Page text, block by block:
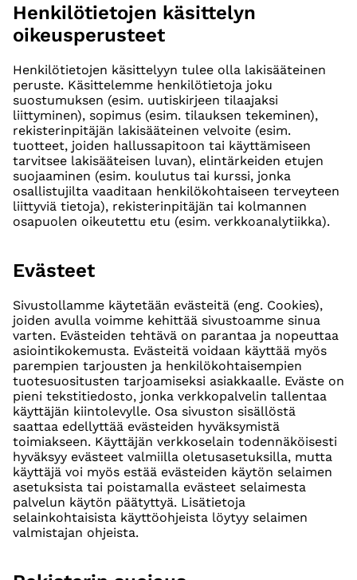
Henkilötietojen käsittelyn
oikeusperusteet
Henkilötietojen käsittelyyn tulee olla lakisääteinen
peruste. Käsittelemme henkilötietoja joku
suostumuksen (esim. uutiskirjeen tilaajaksi
liittyminen), sopimus (esim. tilauksen tekeminen),
rekisterinpitäjän lakisääteinen velvoite (esim.
tuotteet, joiden hallussapitoon tai käyttämiseen
tarvitsee lakisääteisen luvan), elintärkeiden etujen
suojaaminen (esim. koulutus tai kurssi, jonka
osallistujilta vaaditaan henkilökohtaiseen terveyteen
liittyviä tietoja), rekisterinpitäjän tai kolmannen
osapuolen oikeutettu etu (esim. verkkoanalytiikka).
Evästeet
Sivustollamme käytetään evästeitä (eng. Cookies),
joiden avulla voimme kehittää sivustoamme sinua
varten. Evästeiden tehtävä on parantaa ja nopeuttaa
asiointikokemusta. Evästeitä voidaan käyttää myös
parempien tarjousten ja henkilökohtaisempien
tuotesuositusten tarjoamiseksi asiakkaalle. Eväste on
pieni tekstitiedosto, jonka verkkopalvelin tallentaa
käyttäjän kiintolevylle. Osa sivuston sisällöstä
saattaa edellyttää evästeiden hyväksymistä
toimiakseen. Käyttäjän verkkoselain todennäköisesti
hyväksyy evästeet valmiilla oletusasetuksilla, mutta
käyttäjä voi myös estää evästeiden käytön selaimen
asetuksista tai poistamalla evästeet selaimesta
palvelun käytön päätyttyä. Lisätietoja
selainkohtaisista käyttöohjeista löytyy selaimen
valmistajan ohjeista.